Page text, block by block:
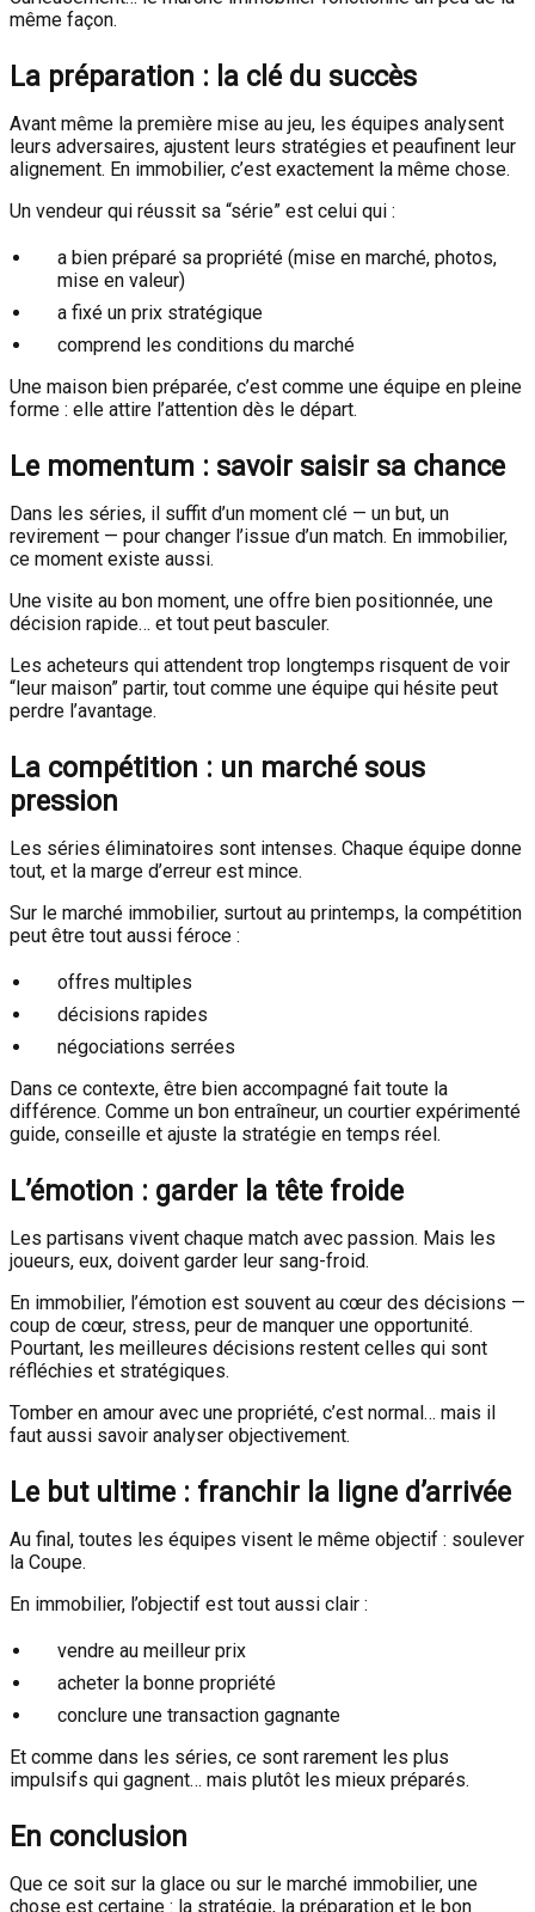
même façon.
La préparation : la clé du succès
Avant même la première mise au jeu, les équipes analysent
leurs adversaires, ajustent leurs stratégies et peaufinent leur
alignement. En immobilier, c’est exactement la même chose.
Un vendeur qui réussit sa “série” est celui qui :
a bien préparé sa propriété (mise en marché, photos,
mise en valeur)
a fixé un prix stratégique
comprend les conditions du marché
Une maison bien préparée, c’est comme une équipe en pleine
forme : elle attire l’attention dès le départ.
Le momentum : savoir saisir sa chance
Dans les séries, il suffit d’un moment clé — un but, un
revirement — pour changer l’issue d’un match. En immobilier,
ce moment existe aussi.
Une visite au bon moment, une offre bien positionnée, une
décision rapide… et tout peut basculer.
Les acheteurs qui attendent trop longtemps risquent de voir
“leur maison” partir, tout comme une équipe qui hésite peut
perdre l’avantage.
La compétition : un marché sous
pression
Les séries éliminatoires sont intenses. Chaque équipe donne
tout, et la marge d’erreur est mince.
Sur le marché immobilier, surtout au printemps, la compétition
peut être tout aussi féroce :
offres multiples
décisions rapides
négociations serrées
Dans ce contexte, être bien accompagné fait toute la
différence. Comme un bon entraîneur, un courtier expérimenté
guide, conseille et ajuste la stratégie en temps réel.
L’émotion : garder la tête froide
Les partisans vivent chaque match avec passion. Mais les
joueurs, eux, doivent garder leur sang-froid.
En immobilier, l’émotion est souvent au cœur des décisions —
coup de cœur, stress, peur de manquer une opportunité.
Pourtant, les meilleures décisions restent celles qui sont
réfléchies et stratégiques.
Tomber en amour avec une propriété, c’est normal… mais il
faut aussi savoir analyser objectivement.
Le but ultime : franchir la ligne d’arrivée
Au final, toutes les équipes visent le même objectif : soulever
la Coupe.
En immobilier, l’objectif est tout aussi clair :
vendre au meilleur prix
acheter la bonne propriété
conclure une transaction gagnante
Et comme dans les séries, ce sont rarement les plus
impulsifs qui gagnent… mais plutôt les mieux préparés.
En conclusion
Que ce soit sur la glace ou sur le marché immobilier, une
chose est certaine : la stratégie, la préparation et le bon